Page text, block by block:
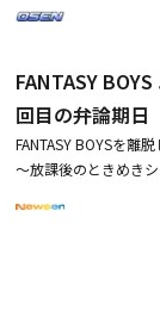
に、当社に内緒でフ
る。韓国芸能マネジ
は、FANTASY
月に放送終了した「
ビューする予定だっ
PHUNKY STUDIOを
ユ・ジュンウォン、
ユ・ジュンウォン、
能マネジメント協会
てデビューが決まっ
相手に専属契約効力
ォンを相手に提起し
れる。・FANTASY
日に1回目の弁論期日
～」（以下、「少年
ンウォンは、MBC「
確定していたが、収
DIOを相手に専属契
ミーティングを準備
とし、企画者と制作
な行為は、FANTASY
FANTASY
回目の弁論期日
FANTASY BOYSを離
～放課後のときめき
論期日が6月27日に
申請を提出したが、